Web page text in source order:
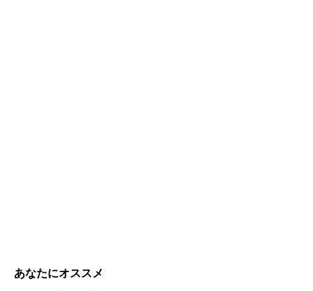
あなたにオススメ